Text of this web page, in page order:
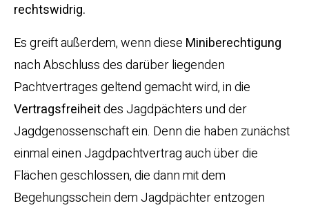
rechtswidrig.
Es greift außerdem, wenn diese Miniberechtigung
nach Abschluss des darüber liegenden
Pachtvertrages geltend gemacht wird, in die
Vertragsfreiheitdes Jagdpächters und der
Jagdgenossenschaft ein. Denn die haben zunächst
einmal einen Jagdpachtvertrag auch über die
Flächen geschlossen, die dann mit dem
Begehungsschein dem Jagdpächter entzogen